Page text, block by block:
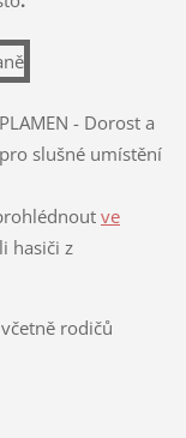
- Dorost a
slušné umístění
ve
hasiči z
rodičů